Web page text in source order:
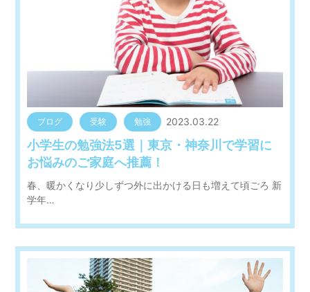
ブログ 受験 勉強 2023.03.22
小学生の勉強法5選｜東京・神奈川で学習に
お悩みのご家庭へ推薦！
春、暖かくなり少しずつ外に出かける日も増えて頃ごろ 新
学年…